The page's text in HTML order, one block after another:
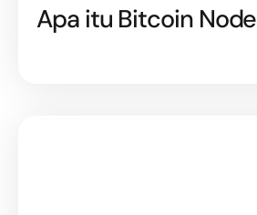
Apa itu Bitcoin Node